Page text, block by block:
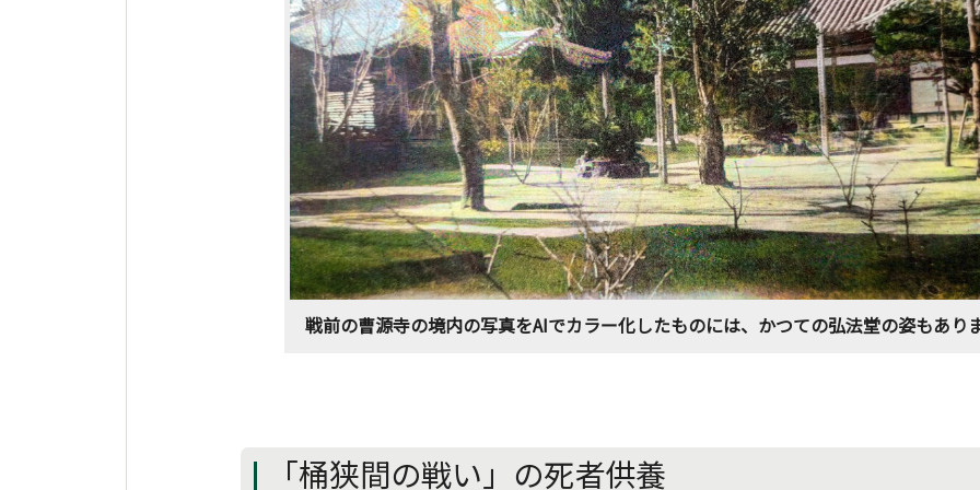
戦前の曹源寺の境内の写真をAIでカラー化したものには、かつての弘法堂の姿もあり
「桶狭間の戦い」の死者供養